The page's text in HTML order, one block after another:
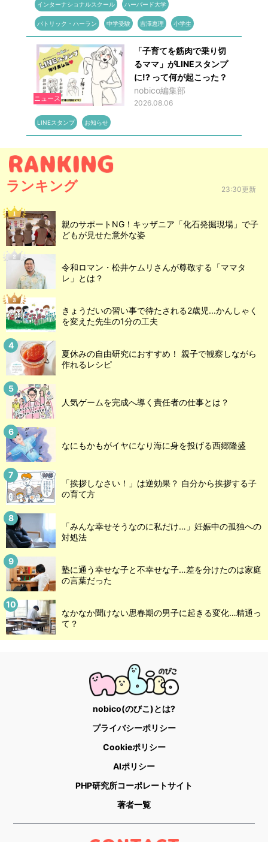
インターナショナルスクール ハーバード大学
パトリック・ハーラン 中学受験 吉澤恵理 小学生
ニュース
「子育てを筋肉で乗り切
るママ」がLINEスタンプ
に!? って何が起こった？
nobico編集部
2026.08.06
LINEスタンプ お知らせ
ランキング 23:30更新
親のサポートNG！キッザニア「化石発掘現場」で子
どもが見せた意外な姿
令和ロマン・松井ケムリさんが尊敬する「ママタ
レ」とは？
きょうだいの習い事で待たされる2歳児...かんしゃく
を変えた先生の1分の工夫
夏休みの自由研究におすすめ！ 親子で観察しながら
作れるレシピ
人気ゲームを完成へ導く責任者の仕事とは？
なにもかもがイヤになり海に身を投げる西郷隆盛
「挨拶しなさい！」は逆効果？ 自分から挨拶する子
の育て方
「みんな幸せそうなのに私だけ…」妊娠中の孤独への
対処法
塾に通う幸せな子と不幸せな子…差を分けたのは家庭
の言葉だった
なかなか聞けない思春期の男子に起きる変化…精通っ
て？
nobico(のびこ)とは?
プライバシーポリシー
Cookieポリシー
AIポリシー
PHP研究所コーポレートサイト
著者一覧